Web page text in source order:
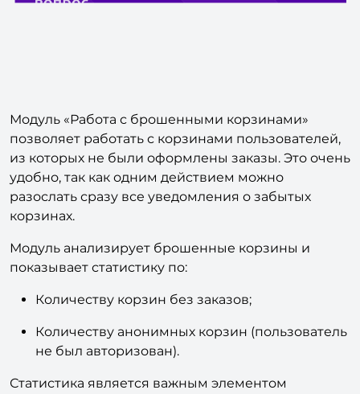
Модуль «Работа с брошенными корзинами»
позволяет работать с корзинами пользователей,
из которых не были оформлены заказы. Это очень
удобно, так как одним действием можно
разослать сразу все уведомления о забытых
корзинах.
Модуль анализирует брошенные корзины и
показывает статистику по:
Количеству корзин без заказов;
Количеству анонимных корзин (пользователь
не был авторизован).
Статистика является важным элементом